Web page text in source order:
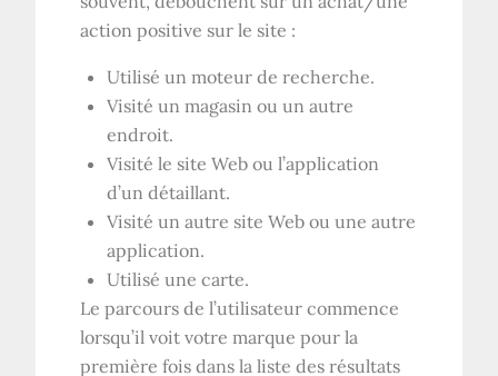
action positive sur le site :
Utilisé un moteur de recherche.
Visité un magasin ou un autre
endroit.
Visité le site Web ou l’application
d’un détaillant.
Visité un autre site Web ou une autre
application.
Utilisé une carte.
Le parcours de l’utilisateur commence
lorsqu’il voit votre marque pour la
première fois dans la liste des résultats